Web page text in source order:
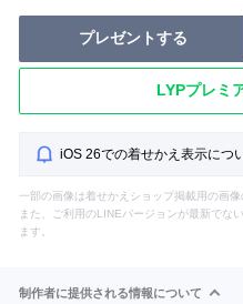
プレゼントする
LYPプレミ
iOS 26での着せかえ表示につ
一部の画像は着せかえショップ掲載用の画
また、ご利用のLINEバージョンが最新でな
ます。
制作者に提供される情報について